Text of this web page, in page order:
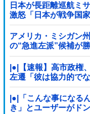
日本が長距離巡航ミ
激怒「日本が戦争国
観しない、必ず後悔
アメリカ・ミシガン
の“急進左派”候補が
|●|【速報】高市政権
左遷「彼は協力的で
いことが判明
|●|「こんな事になる
き」とユーザーがド